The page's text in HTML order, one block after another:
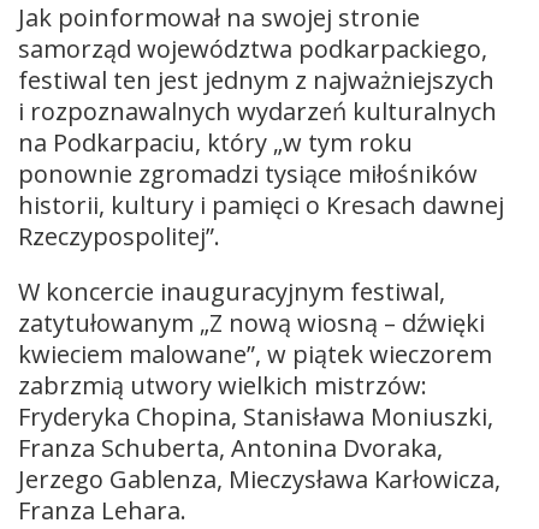
Jak poinformował na swojej stronie
samorząd województwa podkarpackiego,
festiwal ten jest jednym z najważniejszych
i rozpoznawalnych wydarzeń kulturalnych
na Podkarpaciu, który „w tym roku
ponownie zgromadzi tysiące miłośników
historii, kultury i pamięci o Kresach dawnej
Rzeczypospolitej”.
W koncercie inauguracyjnym festiwal,
zatytułowanym „Z nową wiosną – dźwięki
kwieciem malowane”, w piątek wieczorem
zabrzmią utwory wielkich mistrzów:
Fryderyka Chopina, Stanisława Moniuszki,
Franza Schuberta, Antonina Dvoraka,
Jerzego Gablenza, Mieczysława Karłowicza,
Franza Lehara.